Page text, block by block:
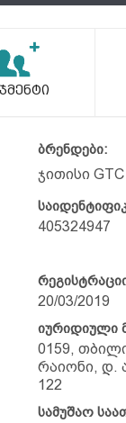
ბრენდები:
ჯითისი GTC
405324947
20/03/2019
იურიდიული
0159,
რაიონი, დ.
122
სამუშაო